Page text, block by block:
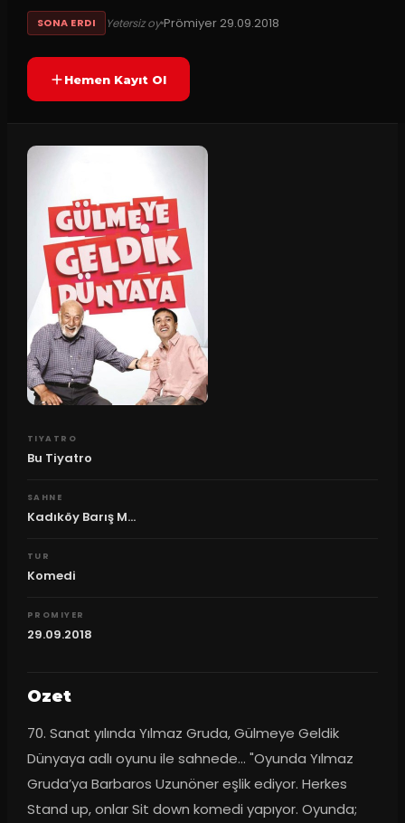
SONA ERDI Yetersiz oyPrömiyer 29.09.2018
Hemen Kayıt Ol
TIYATRO
Bu Tiyatro
SAHNE
Kadıköy Barış M...
TUR
Komedi
PROMIYER
29.09.2018
Ozet
70. Sanat yılında Yılmaz Gruda, Gülmeye Geldik
Dünyaya adlı oyunu ile sahnede... "Oyunda Yılmaz
Gruda’ya Barbaros Uzunöner eşlik ediyor. Herkes
Stand up, onlar Sit down komedi yapıyor. Oyunda;